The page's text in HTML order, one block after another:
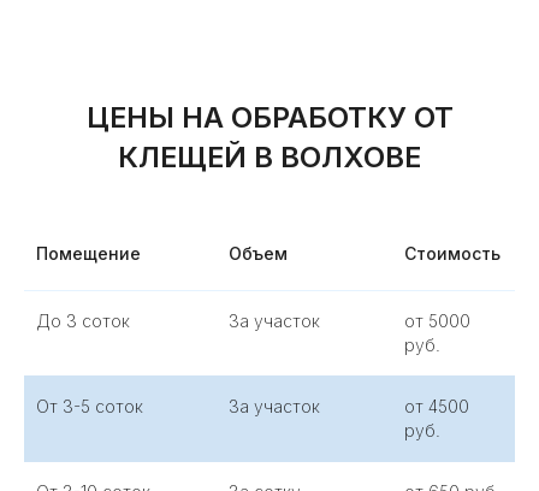
Помещение Объем Стоимость
До 3 соток За участок
от 5000
руб.
От 3-5 соток За участок
от 4500
руб.
Росгорсэс» предлагает профессиональную
эффективно обработать участок, защищая
людей и животных от опасных паразитов.